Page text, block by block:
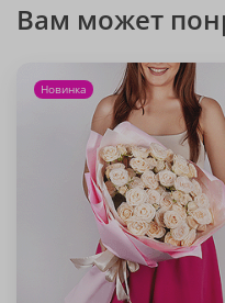
Вам может
Новинка